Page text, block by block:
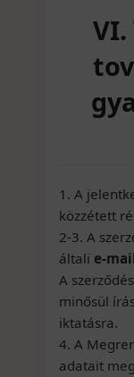
1. A
közzétett
2-3. A
általi e-
A
minősül
iktatásra.
4. A
adatait